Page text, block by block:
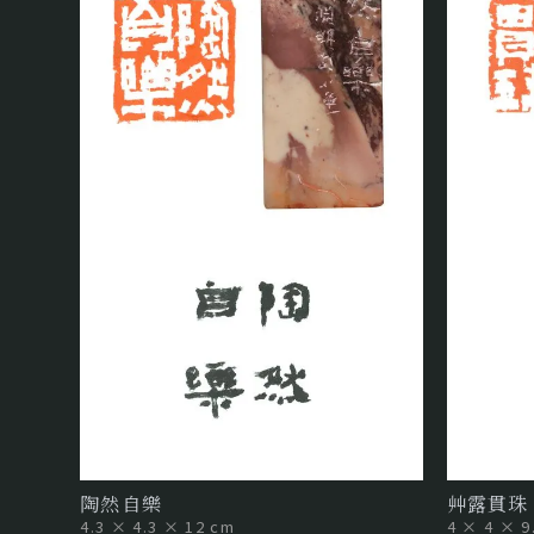
陶然自樂
4.3 × 4.3 × 12 cm
艸露貫珠
4 × 4 ×